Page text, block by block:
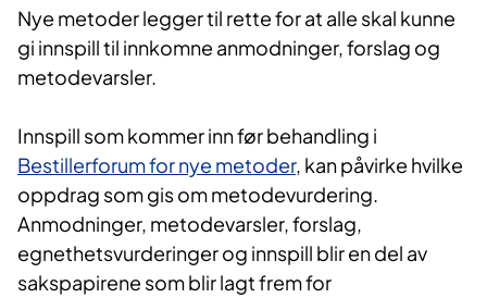
mottattt / åpent for innspill", for å se
hvilke metoder som er åpne for å
sende inn innspill.
nyhetsbrev, som blant annet
inneholder innspill til
Bestillerforum.Meld deg på
nyhetsbrevet.
Nye metoder legger til rette for at alle skal kunne
gi innspill til innkomne anmodninger, forslag og
metodevarsler.
Innspill som kommer inn før behandling i
Bestillerforum for nye metoder​, kan påvirke hvilke
oppdrag som gis om metodevurdering.
Anmodninger, metodevarsler, forslag,
egnethetsvurderinger og innspill blir en del av
sakspapirene som blir lagt frem for